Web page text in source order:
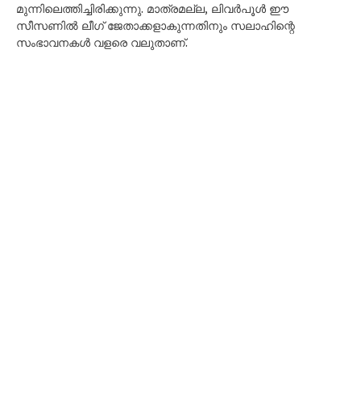
മുന്നിലെത്തിച്ചിരിക്കുന്നു. മാത്രമല്ല, ലിവർപൂൾ ഈ
സീസണിൽ ലീഗ് ജേതാക്കളാകുന്നതിനും സലാഹിന്റെ
സംഭാവനകൾ വളരെ വലുതാണ്.